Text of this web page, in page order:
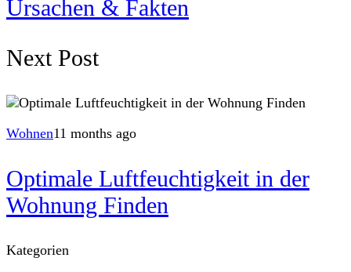
Ursachen & Fakten
Next Post
Wohnen11 months ago
Optimale Luftfeuchtigkeit in der
Wohnung Finden
Kategorien